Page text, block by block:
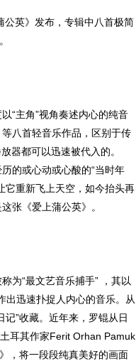
英》发布，专辑中八首极简
“主角”视角奏述内心的纯音
八首轻音乐作品，区别于传
器都可以迅速被代入的。
的或心动或心酸的“当时年
它重新飞上天空，如今抬头再
张《爱上蒲公英》。
“最文艺音乐捕手” ，其以
出迅速扑捉人内心的音乐。从
”收藏。近年来，罗锟从日
耳其作家Ferit Orhan Pamuk
，将一段段纯真美好的画面